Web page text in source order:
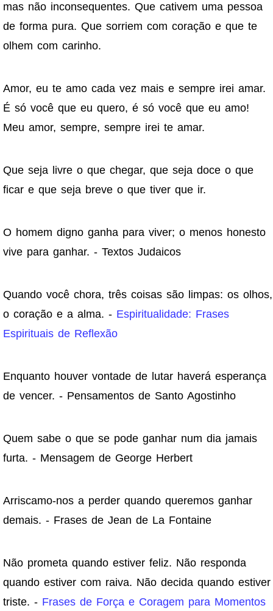
mas não inconsequentes. Que cativem uma pessoa
de forma pura. Que sorriem com coração e que te
olhem com carinho.
Amor, eu te amo cada vez mais e sempre irei amar.
É só você que eu quero, é só você que eu amo!
Meu amor, sempre, sempre irei te amar.
Que seja livre o que chegar, que seja doce o que
ficar e que seja breve o que tiver que ir.
O homem digno ganha para viver; o menos honesto
vive para ganhar. - Textos Judaicos
Quando você chora, três coisas são limpas: os olhos,
o coração e a alma. - Espiritualidade: Frases
Espirituais de Reflexão
Enquanto houver vontade de lutar haverá esperança
de vencer. - Pensamentos de Santo Agostinho
Quem sabe o que se pode ganhar num dia jamais
furta. - Mensagem de George Herbert
Arriscamo-nos a perder quando queremos ganhar
demais. - Frases de Jean de La Fontaine
Não prometa quando estiver feliz. Não responda
quando estiver com raiva. Não decida quando estiver
triste. - Frases de Força e Coragem para Momentos